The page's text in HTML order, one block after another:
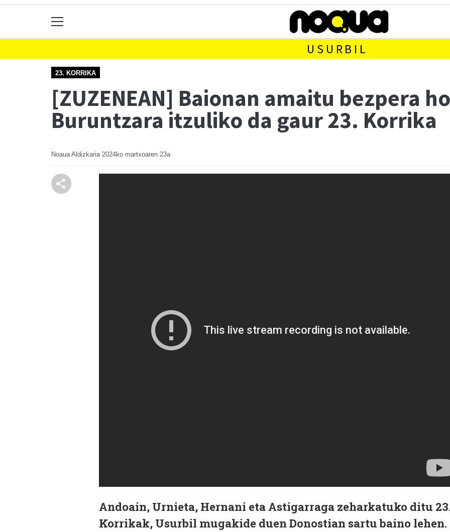
USURBIL
23. KORRIKA
[ZUZENEAN] Baionan amaitu bezpera
Buruntzara itzuliko da gaur 23. Korrika
Noaua Aldizkaria 2024ko martxoaren 23a
Andoain, Urnieta, Hernani eta Astigarraga zeharkatuko ditu
Korrikak, Usurbil mugakide duen Donostian sartu baino lehen.